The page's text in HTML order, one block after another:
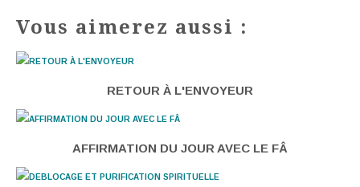
Vous aimerez aussi :
RETOUR À L'ENVOYEUR
AFFIRMATION DU JOUR AVEC LE FÂ